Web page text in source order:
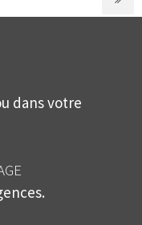
dans votre